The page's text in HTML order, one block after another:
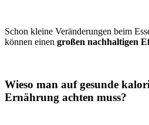
Schon kleine Veränderungen beim
können einen großen nachhaltigen
Wieso man auf gesunde
Ernährung achten muss?